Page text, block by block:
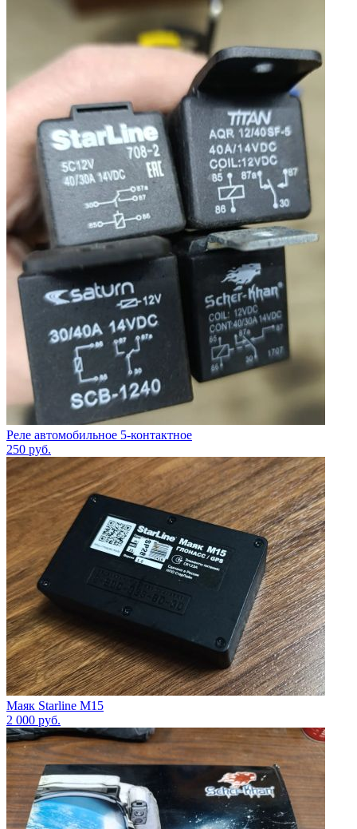
Реле автомобильное 5-контактное
250 руб.
Маяк Starline M15
2 000 руб.